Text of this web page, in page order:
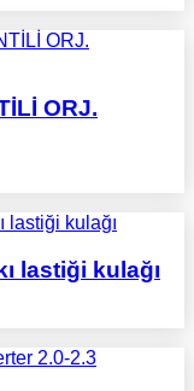
ORJ.
lastiği kulağı